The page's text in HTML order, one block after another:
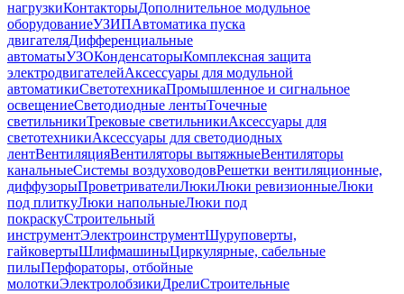
нагрузкиКонтакторыДополнительное модульное
оборудованиеУЗИПАвтоматика пуска
двигателяДифференциальные
автоматыУЗОКонденсаторыКомплексная защита
электродвигателейАксессуары для модульной
автоматикиСветотехникаПромышленное и сигнальное
освещениеСветодиодные лентыТочечные
светильникиТрековые светильникиАксессуары для
светотехникиАксессуары для светодиодных
лентВентиляцияВентиляторы вытяжныеВентиляторы
канальныеСистемы воздуховодовРешетки вентиляционные,
диффузорыПроветривателиЛюкиЛюки ревизионныеЛюки
под плиткуЛюки напольныеЛюки под
покраскуСтроительный
инструментЭлектроинструментШуруповерты,
гайковертыШлифмашиныЦиркулярные, сабельные
пилыПерфораторы, отбойные
молоткиЭлектролобзикиДрелиСтроительные